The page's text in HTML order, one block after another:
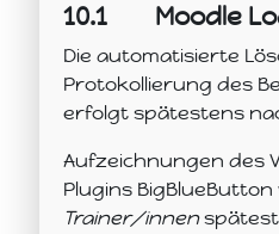
10.1 Moodle
Die automatisierte
Protokollierung des
erfolgt spätestens
Aufzeichnungen des
Plugins
Trainer/innen